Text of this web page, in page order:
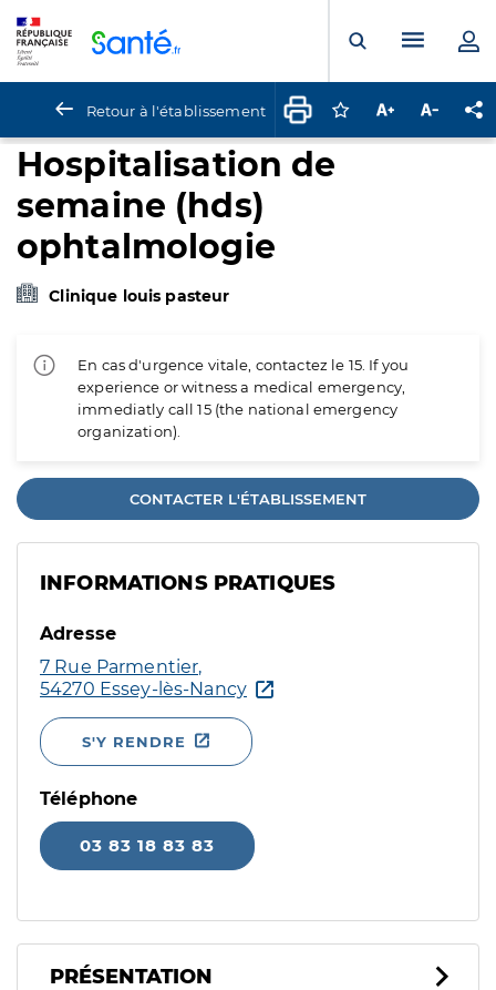
Ouvrir laMenu
Retour à l'établissement Connectez-vous
Augmenter la
Hospitalisation de
semaine (hds)
ophtalmologie
Clinique louis pasteur
En cas d'urgence vitale, contactez le 15. If you
experience or witness a medical emergency,
immediatly call 15 (the national emergency
organization).
CONTACTER L'ÉTABLISSEMENT
INFORMATIONS PRATIQUES
Adresse
7 Rue Parmentier,
54270 Essey-lès-Nancy
S'Y RENDRE
Téléphone
03 83 18 83 83
PRÉSENTATION